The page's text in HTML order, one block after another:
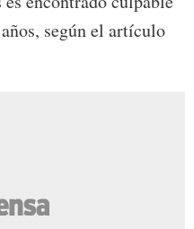
según el artículo